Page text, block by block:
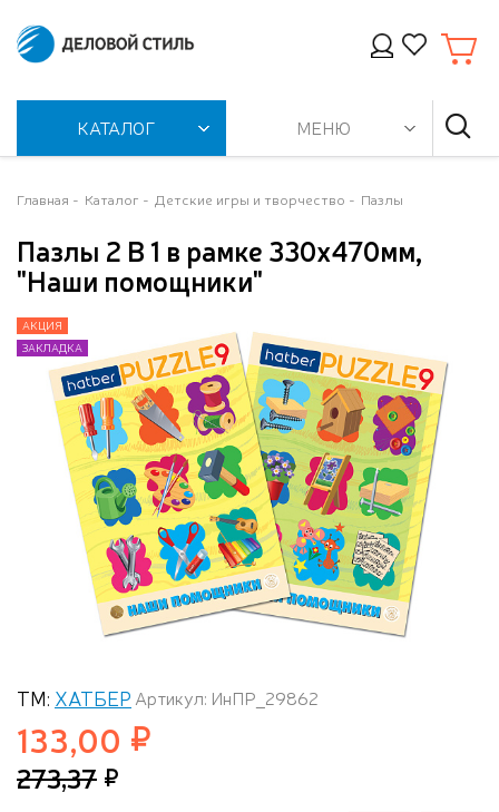
КАТАЛОГ МЕНЮ
Главная Каталог Детские игры и творчество Пазлы
Пазлы 2 В 1 в рамке 330х470мм,
"Наши помощники"
АКЦИЯ
ЗАКЛАДКА
АКЦИЯ
ЗАКЛАДКА
ТМ: ХАТБЕР Артикул: ИнПР_29862
133,00
273,37